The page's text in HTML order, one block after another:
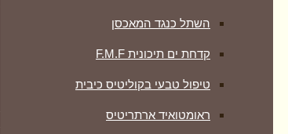
השתל כנגד המאכסן
קדחת ים תיכונית F.M.F
טיפול טבעי בקוליטיס כיבית
ראומטואיד ארתריטיס